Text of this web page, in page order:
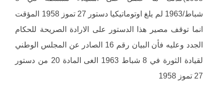
شباط/1963 لم يلغ اوتوماتيكيا دستور 27 تموز 1958 المؤقت
انما توقف مصير هذا الدستور على الارادة الصريحة للحكام
الجدد وعليه فأن البيان رقم 16 الصادر عن المجلس الوطني
لقيادة الثورة في 8 شباط 1963 الغى المادة 20 من دستور
27 تموز 1958